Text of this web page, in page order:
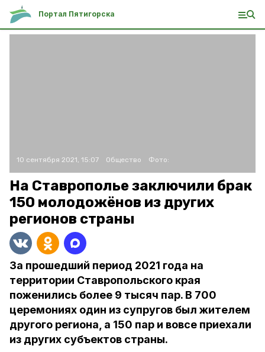
Портал Пятигорска
10 сентября 2021, 15:07 Общество Фото:
На Ставрополье заключили брак
150 молодожёнов из других
регионов страны
За прошедший период 2021 года на
территории Ставропольского края
поженились более 9 тысяч пар. В 700
церемониях один из супругов был жителем
другого региона, а 150 пар и вовсе приехали
из других субъектов страны.